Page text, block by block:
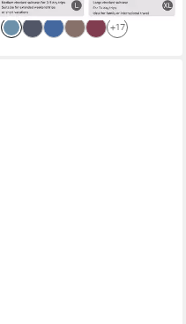
lieferbar - in 5-6 Werktagen bei dir
+17